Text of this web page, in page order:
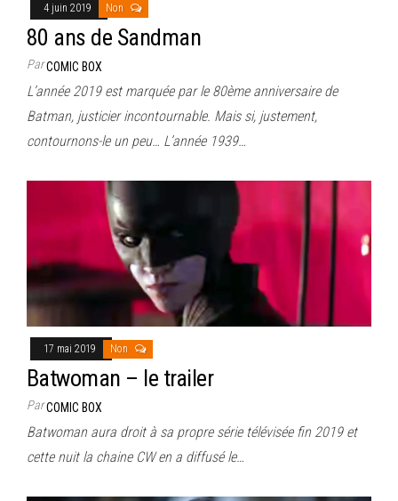
4 juin 2019 Non
80 ans de Sandman
ParCOMIC BOX
L’année 2019 est marquée par le 80ème anniversaire de
Batman, justicier incontournable. Mais si, justement,
contournons-le un peu… L’année 1939…
17 mai 2019 Non
Batwoman – le trailer
ParCOMIC BOX
Batwoman aura droit à sa propre série télévisée fin 2019 et
cette nuit la chaine CW en a diffusé le…